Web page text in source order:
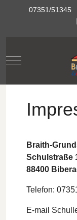
07351/51345
Mobile Menu
Braith-
Schulstraße
88400
Telefon:
E-mail